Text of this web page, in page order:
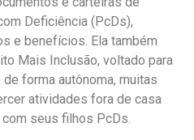
Deficiência (PcDs),
e benefícios. Ela também
Mais Inclusão, voltado para
forma autônoma, muitas
atividades fora de casa
seus filhos PcDs.